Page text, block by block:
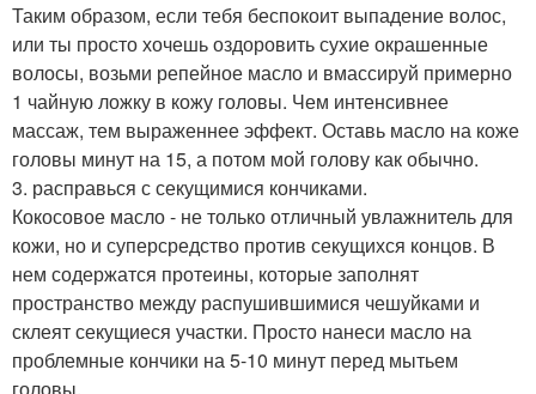
Таким образом, если тебя беспокоит выпадение волос,
или ты просто хочешь оздоровить сухие окрашенные
волосы, возьми репейное масло и вмассируй примерно
1 чайную ложку в кожу головы. Чем интенсивнее
массаж, тем выраженнее эффект. Оставь масло на коже
головы минут на 15, а потом мой голову как обычно.
3. расправься с секущимися кончиками.
Кокосовое масло - не только отличный увлажнитель для
кожи, но и суперсредство против секущихся концов. В
нем содержатся протеины, которые заполнят
пространство между распушившимися чешуйками и
склеят секущиеся участки. Просто нанеси масло на
проблемные кончики на 5-10 минут перед мытьем